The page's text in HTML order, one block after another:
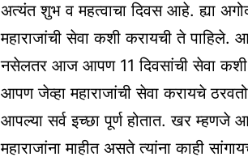
अत्यंत शुभ व महत्वाचा दिवस आहे. ह्या
महाराजांची सेवा कशी करायची ते
नसेलतर आज आपण 11 दिवसांची सेवा कशी
आपण जेव्हा महाराजांची सेवा करायचे
आपल्या सर्व इच्छा पूर्ण होतात. खर
महाराजांना माहीत असते त्यांना काही